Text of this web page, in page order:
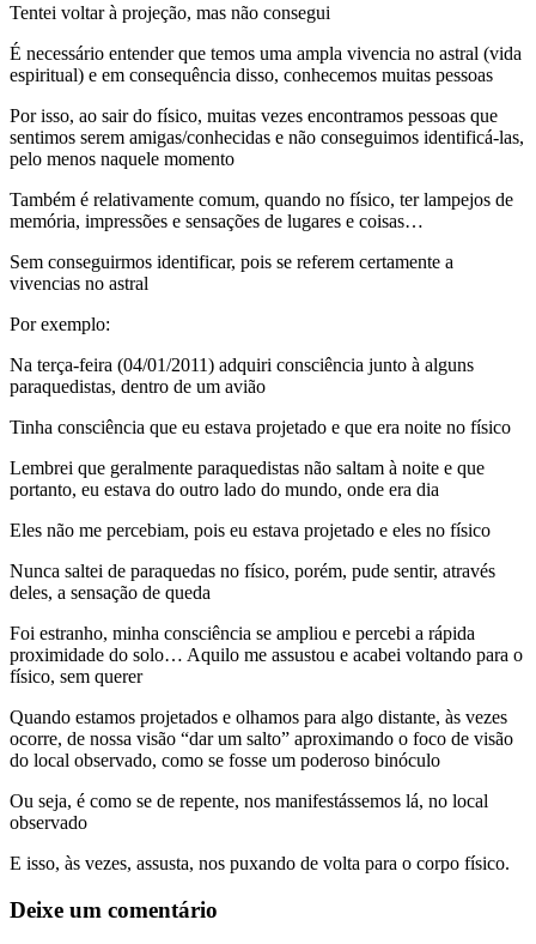
Tentei voltar à projeção, mas não consegui
É necessário entender que temos uma ampla vivencia no astral (vida
espiritual) e em consequência disso, conhecemos muitas pessoas
Por isso, ao sair do físico, muitas vezes encontramos pessoas que
sentimos serem amigas/conhecidas e não conseguimos identificá-las,
pelo menos naquele momento
Também é relativamente comum, quando no físico, ter lampejos de
memória, impressões e sensações de lugares e coisas…
Sem conseguirmos identificar, pois se referem certamente a
vivencias no astral
Por exemplo:
Na terça-feira (04/01/2011) adquiri consciência junto à alguns
paraquedistas, dentro de um avião
Tinha consciência que eu estava projetado e que era noite no físico
Lembrei que geralmente paraquedistas não saltam à noite e que
portanto, eu estava do outro lado do mundo, onde era dia
Eles não me percebiam, pois eu estava projetado e eles no físico
Nunca saltei de paraquedas no físico, porém, pude sentir, através
deles, a sensação de queda
Foi estranho, minha consciência se ampliou e percebi a rápida
proximidade do solo… Aquilo me assustou e acabei voltando para o
físico, sem querer
Quando estamos projetados e olhamos para algo distante, às vezes
ocorre, de nossa visão “dar um salto” aproximando o foco de visão
do local observado, como se fosse um poderoso binóculo
Ou seja, é como se de repente, nos manifestássemos lá, no local
observado
E isso, às vezes, assusta, nos puxando de volta para o corpo físico.
Deixe um comentário